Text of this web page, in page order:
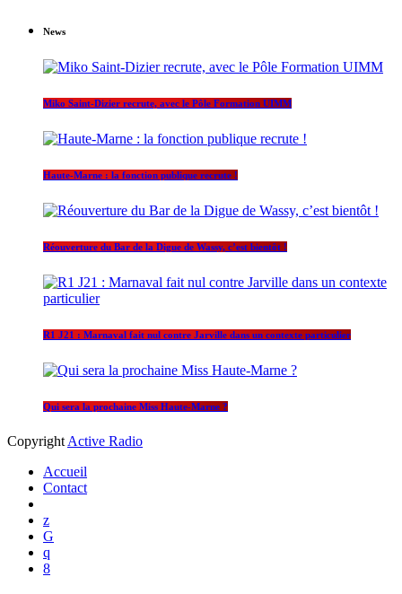
News
Miko Saint-Dizier recrute, avec le Pôle Formation UIMM
Haute-Marne : la fonction publique recrute !
Réouverture du Bar de la Digue de Wassy, c’est bientôt !
R1 J21 : Marnaval fait nul contre Jarville dans un contexte particulier
Qui sera la prochaine Miss Haute-Marne ?
CopyrightActive Radio
Accueil
Contact